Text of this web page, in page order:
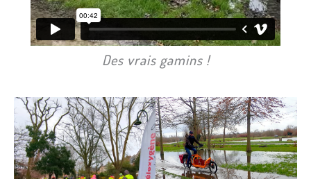
Des vrais gamins !